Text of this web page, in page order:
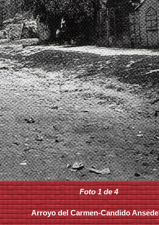
Foto 1 de 4
Arroyo del Carmen-Candido Ansede